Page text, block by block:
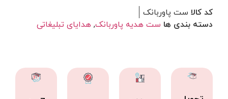
کد کالا ست پاوربانک
دسته بندی ها ست هدیه پاوربانک,هدایای تبلیغاتی